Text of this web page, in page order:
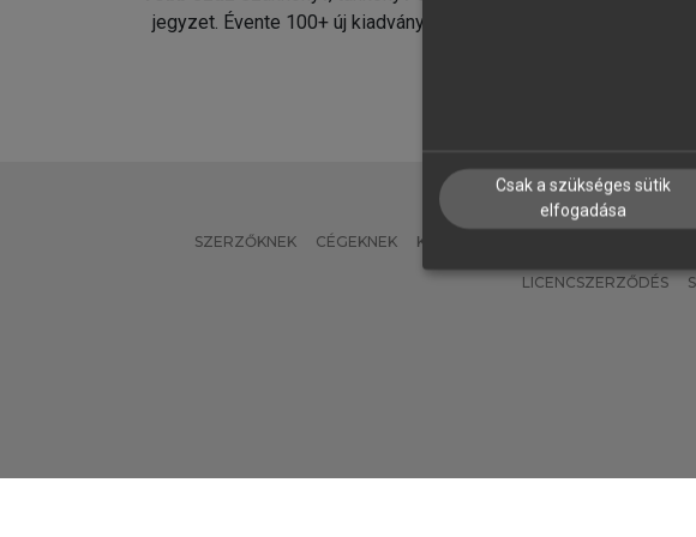
jegyzet. Évente 100+ új kiadvány.
SZERZŐKNEK CÉGEKNEK KÖNYVTÁROSOKNAK
LICENCSZERZŐDÉS
Csak a szükséges sütik
elfogadása